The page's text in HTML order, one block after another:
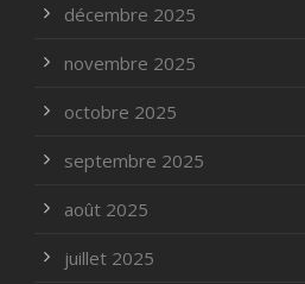
décembre 2025
novembre 2025
octobre 2025
septembre 2025
août 2025
juillet 2025